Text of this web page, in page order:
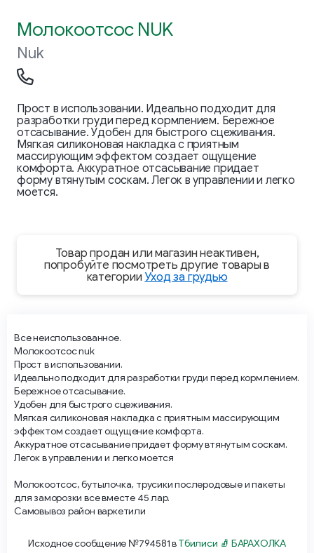
Молокоотсос NUK
Nuk
Прост в использовании. Идеально подходит для
разработки груди перед кормлением. Бережное
отсасывание. Удобен для быстрого сцеживания.
Мягкая силиконовая накладка с приятным
массирующим эффектом создает ощущение
комфорта. Аккуратное отсасывание придает
форму втянутым соскам. Легок в управлении и легко
моется.
Товар продан или магазин неактивен,
попробуйте посмотреть другие товары в
категорииУход за грудью
Все неиспользованное.
Молокоотсос nuk
Прост в использовании.
Идеально подходит для разработки груди перед кормлением.
Бережное отсасывание.
Удобен для быстрого сцеживания.
Мягкая силиконовая накладка с приятным массирующим
эффектом создает ощущение комфорта.
Аккуратное отсасывание придает форму втянутым соскам.
Легок в управлении и легко моется
Молокоотсос, бутылочка, трусики послеродовые и пакеты
для заморозки все вместе 45 лар.
Самовывоз район варкетили
Исходное сообщение №794581 вТбилиси 🧦 БАРАХОЛКА